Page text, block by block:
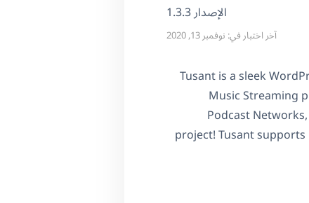
الإصدار 1.3.3
آخر اختبار في: نوفمبر 13, 2020
Tusant is a sleek
Music Streaming
Podcast
project! Tusant